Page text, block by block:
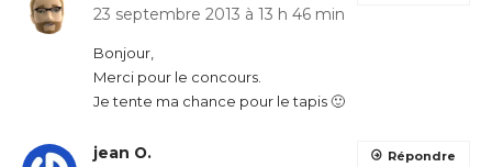
23 septembre 2013 à 13 h 46 min
Bonjour,
Merci pour le concours.
Je tente ma chance pour le tapis 🙂
jean O. Répondre